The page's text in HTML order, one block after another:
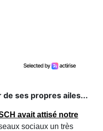
de ses propres ailes...
avait attisé notre
sociaux un très